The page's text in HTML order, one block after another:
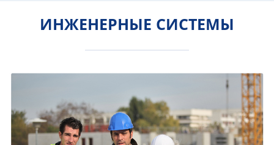
ИНЖЕНЕРНЫЕ СИСТЕМЫ